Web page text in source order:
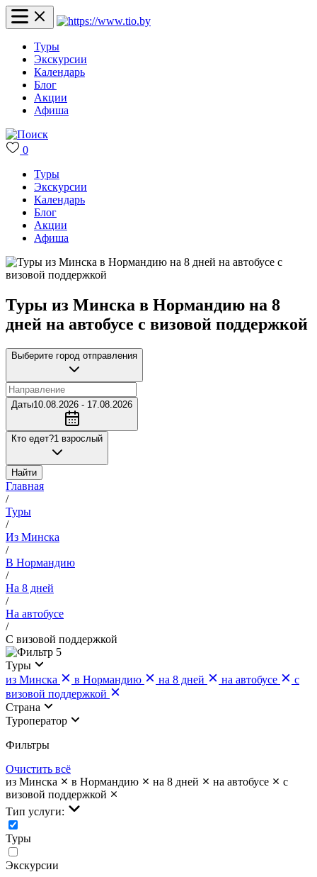
Туры
Экскурсии
Календарь
Блог
Акции
Афиша
0
Туры
Экскурсии
Календарь
Блог
Акции
Афиша
Туры из Минска в Нормандию на 8
дней на автобусе с визовой поддержкой
Выберите город отправления
Даты10.08.2026 - 17.08.2026
Кто едет?1 взрослый
Найти
Главная
/
Туры
/
Из Минска
/
В Нормандию
/
На 8 дней
/
На автобусе
/
С визовой поддержкой
5
Туры
из Минска
в Нормандию на 8 дней на автобусе
с
визовой поддержкой
Страна
Туроператор
Фильтры
Очистить всё
из Минска
в Нормандию на 8 дней на автобусе
с
визовой поддержкой
Тип услуги:
Туры
Экскурсии